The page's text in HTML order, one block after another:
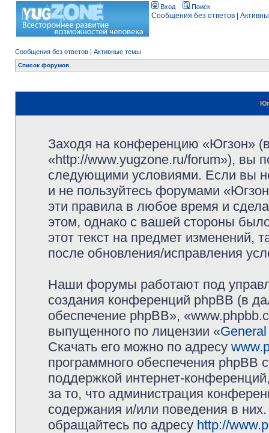
Вход Поиск
Сообщения без ответов
Сообщения без ответов | Активные темы
Список форумов
Заходя на конференцию «Югзон»
«http://www.yugzone.ru/forum»), вы
следующими условиями. Если вы
и не пользуйтесь форумами
эти правила в любое время и
этом, однако с вашей стороны
этот текст на предмет изменений,
после обновления/исправления
Наши форумы работают под
создания конференций phpBB (в
обеспечение phpBB»,
выпущенного по лицензии «
Скачать его можно по адресу
программного обеспечения phpBB
поддержкой интернет-
за то, что администрация
содержания и/или поведения в
обращайтесь по адресу http://